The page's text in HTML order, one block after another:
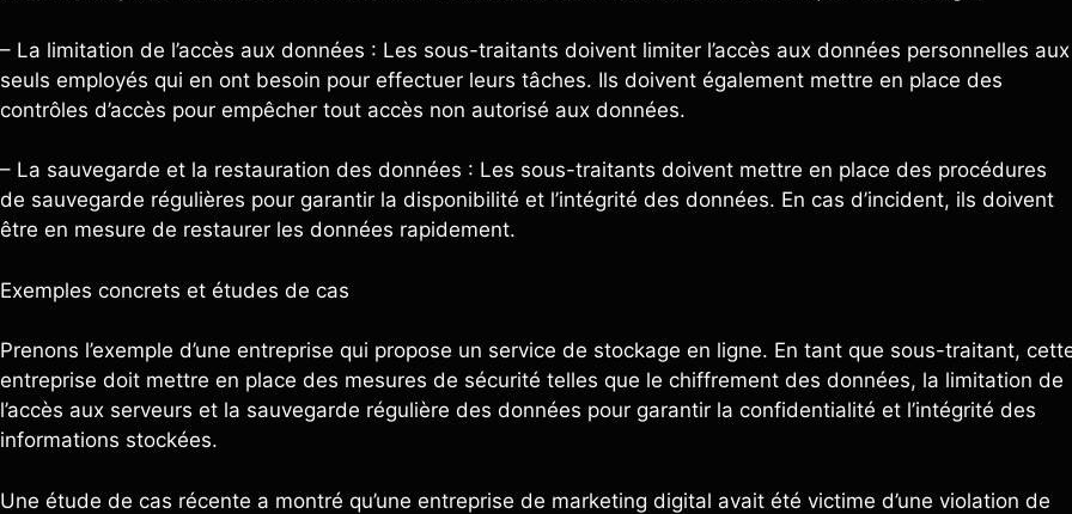
– La limitation de l’accès aux données : Les sous-traitants doivent limiter l’accès aux données personnelles aux
seuls employés qui en ont besoin pour effectuer leurs tâches. Ils doivent également mettre en place des
contrôles d’accès pour empêcher tout accès non autorisé aux données.
– La sauvegarde et la restauration des données : Les sous-traitants doivent mettre en place des procédures
de sauvegarde régulières pour garantir la disponibilité et l’intégrité des données. En cas d’incident, ils doivent
être en mesure de restaurer les données rapidement.
Exemples concrets et études de cas
Prenons l’exemple d’une entreprise qui propose un service de stockage en ligne. En tant que sous-traitant,
entreprise doit mettre en place des mesures de sécurité telles que le chiffrement des données, la limitation de
l’accès aux serveurs et la sauvegarde régulière des données pour garantir la confidentialité et l’intégrité des
informations stockées.
Une étude de cas récente a montré qu’une entreprise de marketing digital avait été victime d’une violation de